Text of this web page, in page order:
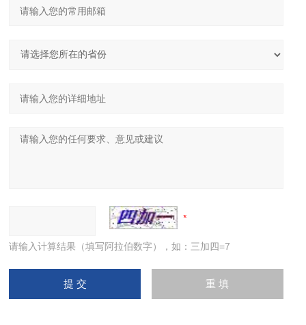
请输入计算结果（填写阿拉伯数字），如：三加四=7